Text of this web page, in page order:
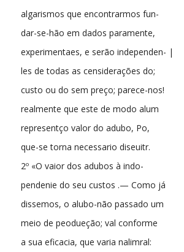
algarismos que encontrarmos fun-
dar-se-hão em dados paramente,
experimentaes, e serão independen- |
les de todas as censiderações do;
custo ou do sem preço; parece-nos!
realmente que este de modo alum
representço valor do adubo, Po,
que-se torna necessario diseuitr.
2º «O vaior dos adubos à indo-
pendenie do seu custos .— Como já
dissemos, o alubo-não passado um
meio de peodueção; val conforme
a sua eficacia, que varia nalimral: